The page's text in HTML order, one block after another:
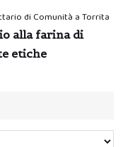
di Comunità a Torrita
alla farina di
etiche